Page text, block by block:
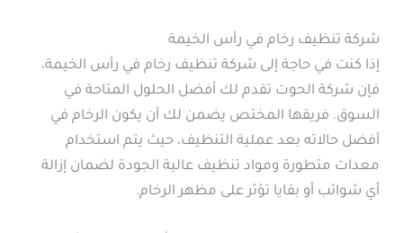
شركة تنظيف رخام في رأس الخيمة
إذا كنت في حاجة إلى شركة تنظيف رخام في رأس الخيمة،
فإن شركة الحوت تقدم لك أفضل الحلول المتاحة في
السوق. فريقها المختص يضمن لك أن يكون الرخام في
أفضل حالاته بعد عملية التنظيف، حيث يتم استخدام
معدات متطورة ومواد تنظيف عالية الجودة لضمان إزالة
أي شوائب أو بقايا تؤثر على مظهر الرخام.